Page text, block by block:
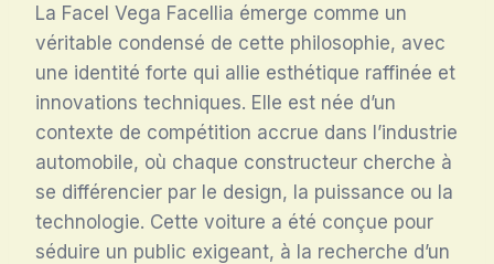
La Facel Vega Facellia émerge comme un
véritable condensé de cette philosophie, avec
une identité forte qui allie esthétique raffinée et
innovations techniques. Elle est née d’un
contexte de compétition accrue dans l’industrie
automobile, où chaque constructeur cherche à
se différencier par le design, la puissance ou la
technologie. Cette voiture a été conçue pour
séduire un public exigeant, à la recherche d’un